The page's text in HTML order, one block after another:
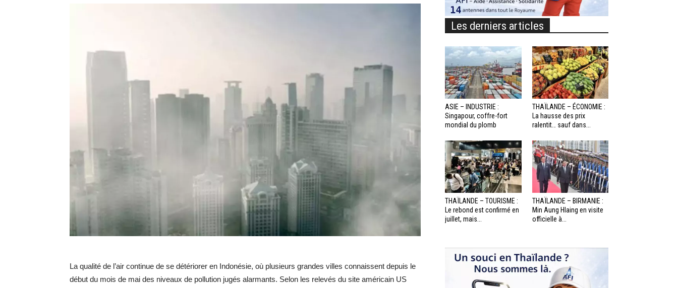
La qualité de l’air continue de se détériorer en Indonésie, où plusieurs grandes villes connaissent depuis le
début du mois de mai des niveaux de pollution jugés alarmants. Selon les relevés du site américain US
Les derniers articles
ASIE – INDUSTRIE :
Singapour, coffre-fort
mondial du plomb
THAÏLANDE – ÉCONOMIE :
La hausse des prix
ralentit… sauf dans...
THAÏLANDE – TOURISME :
Le rebond est confirmé en
juillet, mais...
THAÏLANDE – BIRMANIE :
Min Aung Hlaing en visite
officielle à...